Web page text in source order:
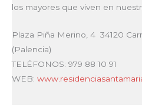
los mayores que viven en
Plaza Piña Merino, 4 34120
(Palencia)
TELÉFONOS: 979 88 10 91
WEB: